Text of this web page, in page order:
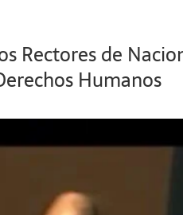
Rectores de
Humanos